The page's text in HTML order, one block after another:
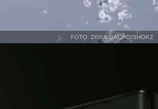
FOTO: DIVULGAÇÃO/SHOKZ